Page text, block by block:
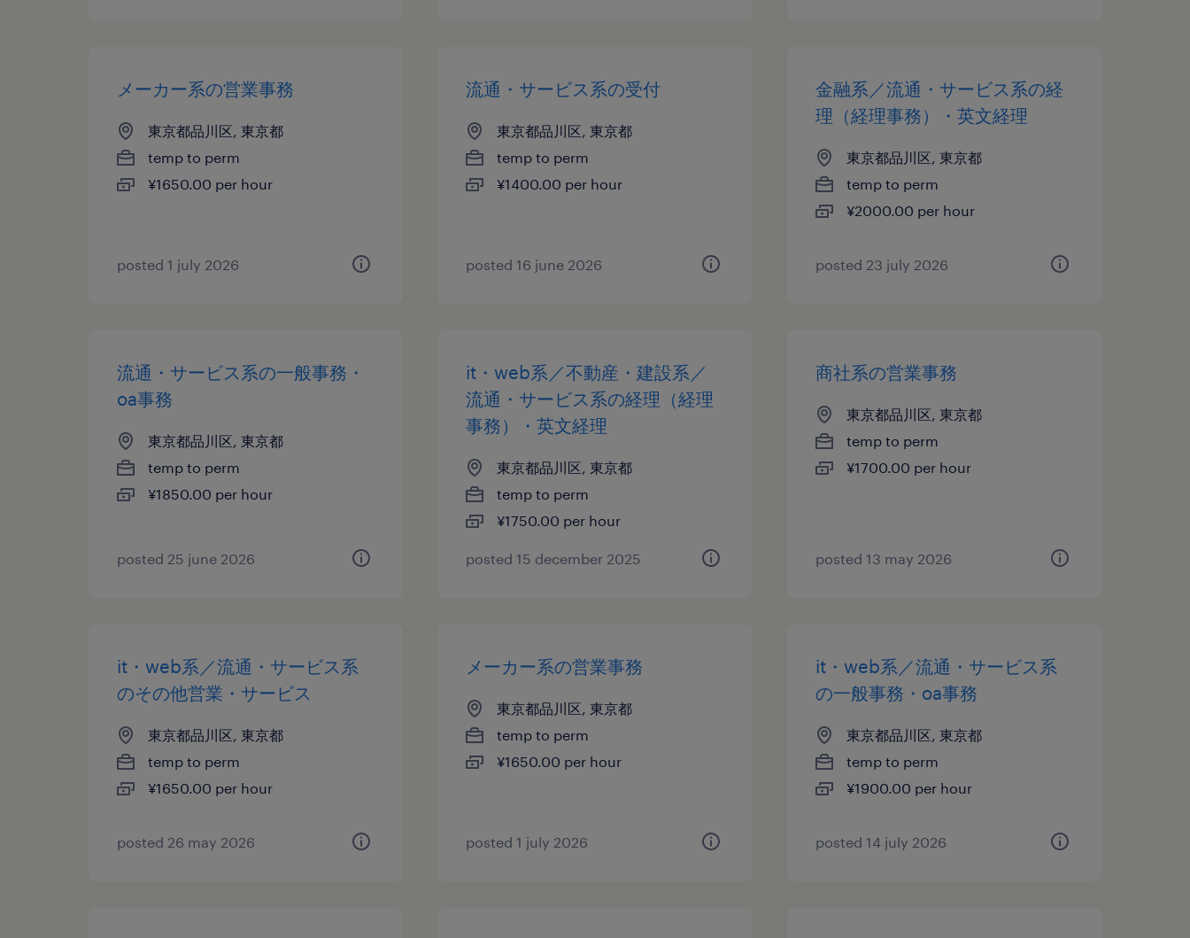
メーカー系の営業事務
東京都品川区, 東京都
temp to perm
¥1650.00 per hour
posted 1 july 2026
流通・サービス系の受付
東京都品川区, 東京都
temp to perm
¥1400.00 per hour
posted 16 june 2026
金融系／流通・サービス系の経
理（経理事務）・英文経理
東京都品川区, 東京都
temp to perm
¥2000.00 per hour
posted 23 july 2026
流通・サービス系の一般事務・
oa事務
東京都品川区, 東京都
temp to perm
¥1850.00 per hour
posted 25 june 2026
it・web系／不動産・建設系／
流通・サービス系の経理（経理
事務）・英文経理
東京都品川区, 東京都
temp to perm
¥1750.00 per hour
posted 15 december 2025
商社系の営業事務
東京都品川区, 東京都
temp to perm
¥1700.00 per hour
posted 13 may 2026
it・web系／流通・サービス系
のその他営業・サービス
東京都品川区, 東京都
temp to perm
¥1650.00 per hour
posted 26 may 2026
メーカー系の営業事務
東京都品川区, 東京都
temp to perm
¥1650.00 per hour
posted 1 july 2026
it・web系／流通・サービス系
の一般事務・oa事務
東京都品川区, 東京都
temp to perm
¥1900.00 per hour
posted 14 july 2026